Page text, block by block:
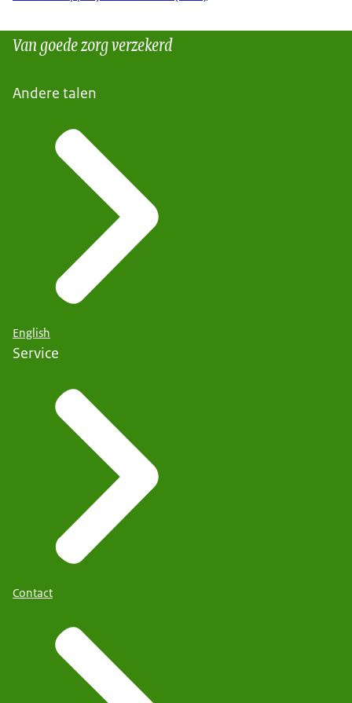
Van goede zorg verzekerd
Andere talen
English
Service
Contact